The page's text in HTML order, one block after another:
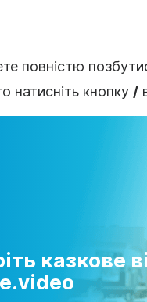
повністю
натисніть кнопку /
казкове